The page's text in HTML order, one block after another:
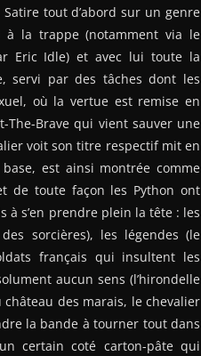
tout d’abord sur un genre
à la trappe (notamment via le
Eric Idle) et avec lui toute la
servi par des tâches dont les
où la vertue est remise en
The-Brave qui vient sauver une
voit son titre respectif mit en
est ainsi montrée comme
de toute façon les Python ont
à s’en prendre plein la tête : les
sorcières), les légendes (le
français qui insultent les
aucun sens (l’hirondelle
château des marais, le chevalier
la bande à tourner tout dans
certain coté carton-pâte qui